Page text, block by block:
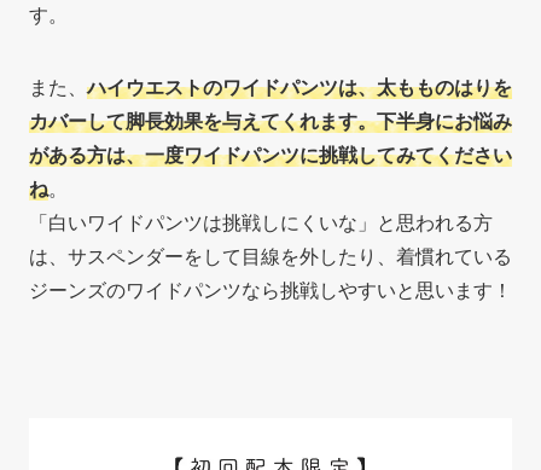
す。
また、ハイウエストのワイドパンツは、太もものはりを
カバーして脚長効果を与えてくれます。下半身にお悩み
がある方は、一度ワイドパンツに挑戦してみてください
ね。
「白いワイドパンツは挑戦しにくいな」と思われる方
は、サスペンダーをして目線を外したり、着慣れている
ジーンズのワイドパンツなら挑戦しやすいと思います！